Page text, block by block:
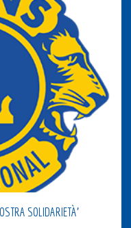
SOLIDARIETÀ’